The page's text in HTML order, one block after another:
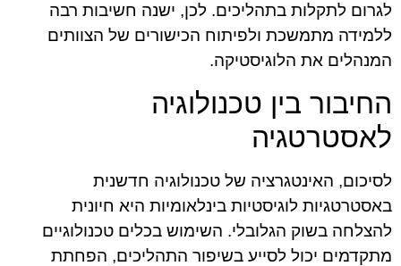
לגרום לתקלות בתהליכים. לכן, ישנה חשיבות רבה
ללמידה מתמשכת ולפיתוח הכישורים של הצוותים
המנהלים את הלוגיסטיקה.
החיבור בין טכנולוגיה
לאסטרטגיה
לסיכום, האינטגרציה של טכנולוגיה חדשנית
באסטרטגיות לוגיסטיות בינלאומיות היא חיונית
להצלחה בשוק הגלובלי. השימוש בכלים טכנולוגיים
מתקדמים יכול לסייע בשיפור התהליכים, הפחתת